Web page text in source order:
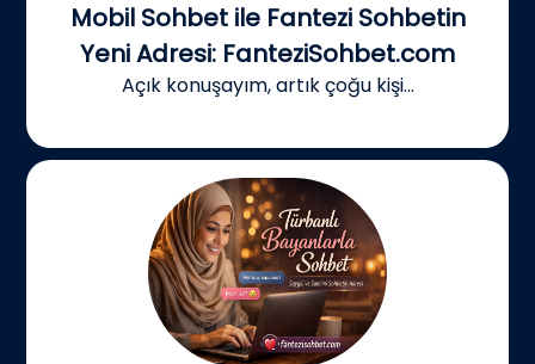
Mobil Sohbet ile Fantezi Sohbetin
Yeni Adresi: FanteziSohbet.com
Açık konuşayım, artık çoğu kişi...